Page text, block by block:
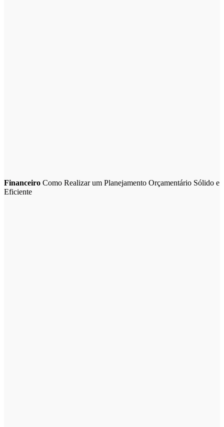
Financeiro Como Realizar um Planejamento Orçamentário Sólido e
Eficiente